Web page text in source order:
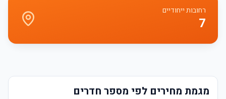
רחובות ייחודיים
7
מגמת מחירים לפי מספר חדרים